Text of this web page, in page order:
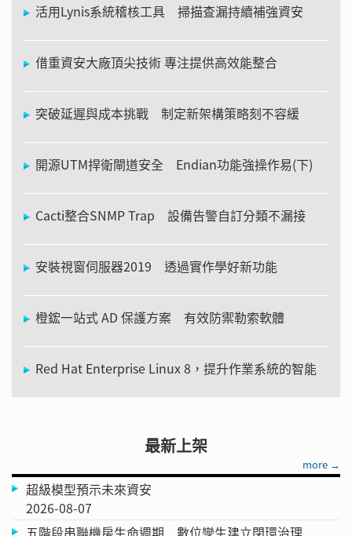
活用Lynis系統稽核工具 掃描查漏持續補強資安
借重資安大廠頂尖技術 專注提供高效能整合
突破延遲與成本挑戰 制定新架構策略刻不容緩
開源UTM捍衛閘道安全 Endian功能強操作易(下)
Cacti整合SNMP Trap 設備告警自訂分類不漏接
安裝視窗伺服器2019 透過實作學好新功能
橙鋐一站式 AD 保護方案 有效防禦勒索軟體
Red Hat Enterprise Linux 8，提升作業系統的智能
最新上架
more →
超級模型預示未來資安
2026-08-07
五階段串聯機房生命週期 數位孿生建立閉環治理